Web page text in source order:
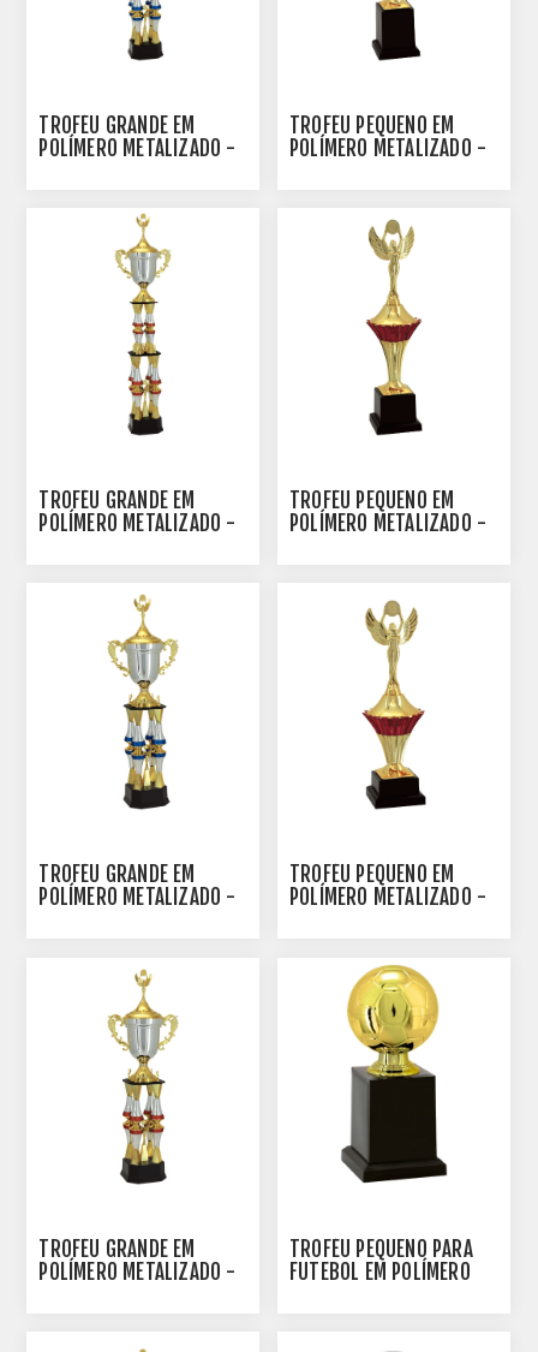
TROFÉU GRANDE EM
POLÍMERO METALIZADO -
TROFÉU PEQUENO EM
POLÍMERO METALIZADO -
TROFÉU GRANDE EM
POLÍMERO METALIZADO -
TROFÉU PEQUENO EM
POLÍMERO METALIZADO -
TROFÉU GRANDE EM
POLÍMERO METALIZADO -
TROFÉU PEQUENO EM
POLÍMERO METALIZADO -
TROFÉU GRANDE EM
POLÍMERO METALIZADO -
TROFÉU PEQUENO PARA
FUTEBOL EM POLÍMERO